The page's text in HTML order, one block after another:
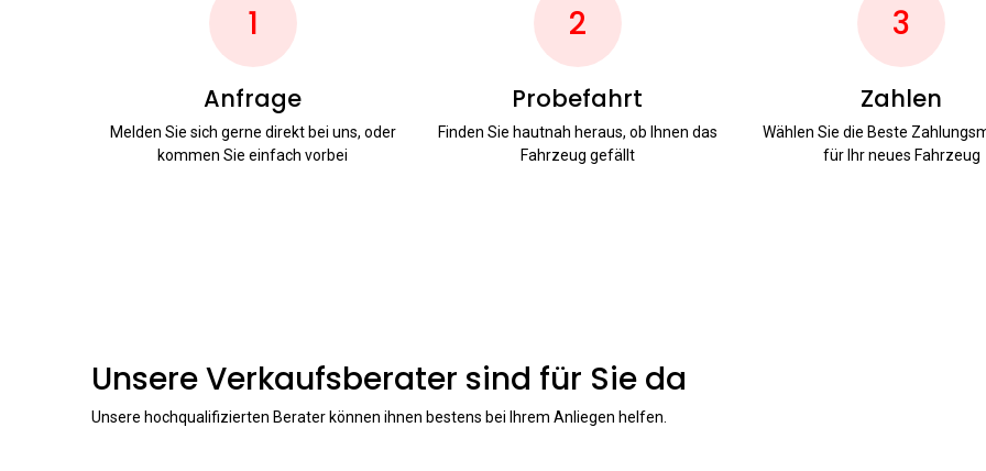
1
Anfrage
Melden Sie sich gerne direkt bei uns, oder
kommen Sie einfach vorbei
2
Probefahrt
Finden Sie hautnah heraus, ob Ihnen das
Fahrzeug gefällt
3
Zahlen
Wählen Sie die Beste
für Ihr neues Fahrzeug
Unsere Verkaufsberater sind für Sie da
Unsere hochqualifizierten Berater können ihnen bestens bei Ihrem Anliegen helfen.